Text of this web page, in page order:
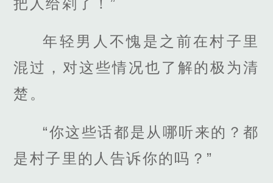
把人给剁了！”
年轻男人不愧是之前在村子里
混过，对这些情况也了解的极为清
楚。
“你这些话都是从哪听来的？都
是村子里的人告诉你的吗？”